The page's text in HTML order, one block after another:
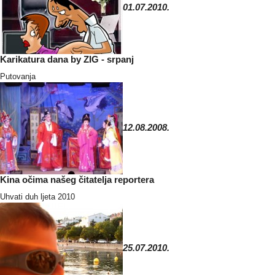
01.07.2010.
Karikatura dana by ZIG - srpanj
Putovanja
12.08.2008.
Kina očima našeg čitatelja reportera
Uhvati duh ljeta 2010
25.07.2010.